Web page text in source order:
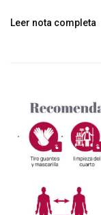
Leer nota completa